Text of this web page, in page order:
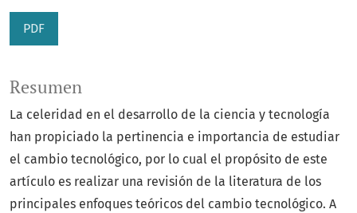
PDF
Resumen
La celeridad en el desarrollo de la ciencia y tecnología
han propiciado la pertinencia e importancia de estudiar
el cambio tecnológico, por lo cual el propósito de este
artículo es realizar una revisión de la literatura de los
principales enfoques teóricos del cambio tecnológico. A